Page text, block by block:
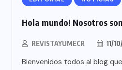
Hola mundo! Nosotros
REVISTAYUMECR 11/
Bienvenidos todos al blog